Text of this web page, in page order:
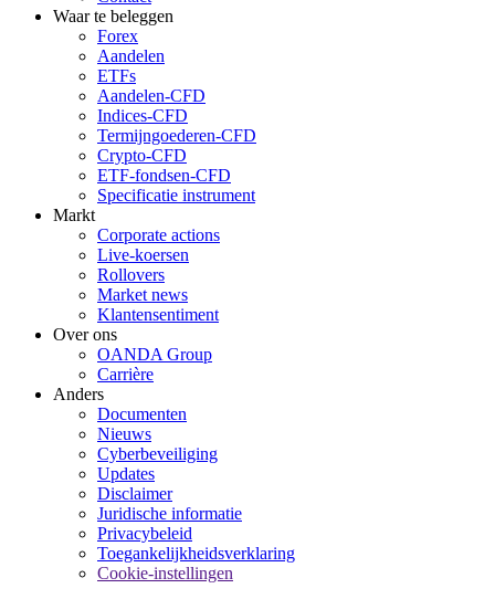
Waar te beleggen
Forex
Aandelen
ETFs
Aandelen-CFD
Indices-CFD
Termijngoederen-CFD
Crypto-CFD
ETF-fondsen-CFD
Specificatie instrument
Markt
Corporate actions
Live-koersen
Rollovers
Market news
Klantensentiment
Over ons
OANDA Group
Carrière
Anders
Documenten
Nieuws
Cyberbeveiliging
Updates
Disclaimer
Juridische informatie
Privacybeleid
Toegankelijkheidsverklaring
Cookie-instellingen